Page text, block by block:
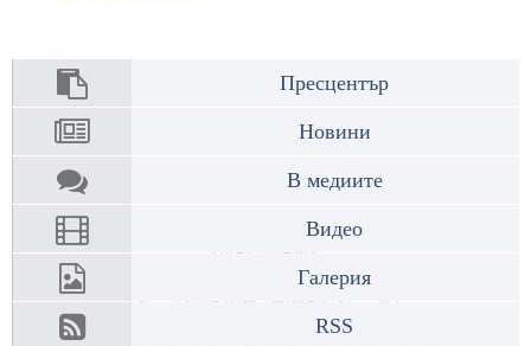
Пресцентър
Новини
В медиите
Видео
Галерия
RSS